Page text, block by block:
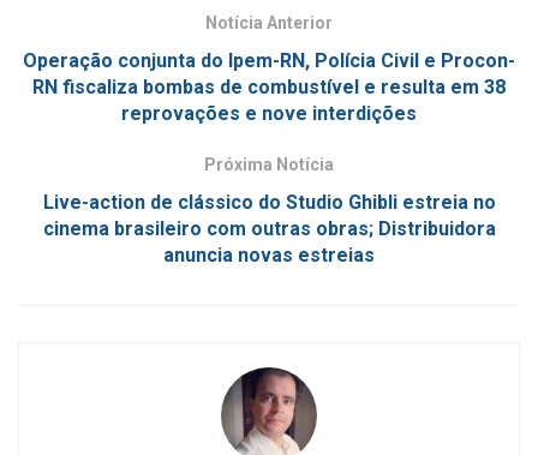
Notícia Anterior
Operação conjunta do Ipem-RN, Polícia Civil e Procon-
RN fiscaliza bombas de combustível e resulta em 38
reprovações e nove interdições
Próxima Notícia
Live-action de clássico do Studio Ghibli estreia no
cinema brasileiro com outras obras; Distribuidora
anuncia novas estreias